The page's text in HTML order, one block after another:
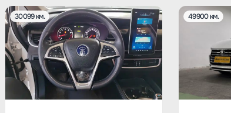
30099 км. 49900 км.